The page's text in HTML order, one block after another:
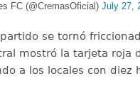
FC (@CremasOficial) July 27,
se tornó
mostró la tarjeta roja
a los locales con diez